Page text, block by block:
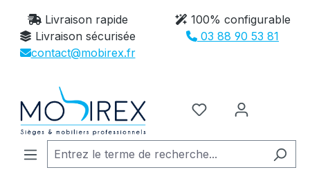
Passer au contenu principal
Livraison rapide
100% configurable
Livraison sécurisée
03 88 90 53 81
contact@mobirex.fr
Vous avez 0